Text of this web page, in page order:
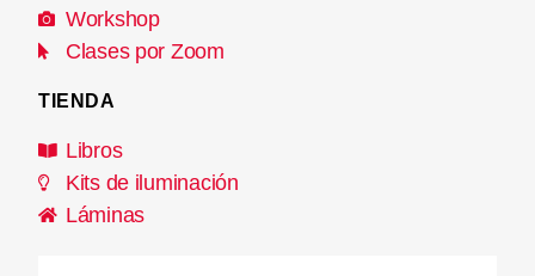
Workshop
Clases por Zoom
TIENDA
Libros
Kits de iluminación
Láminas